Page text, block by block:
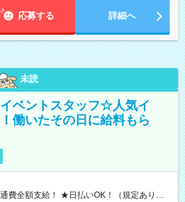
応募する 詳細へ
未読
ベントスタッフ☆人気イ
働いたその日に給料もら